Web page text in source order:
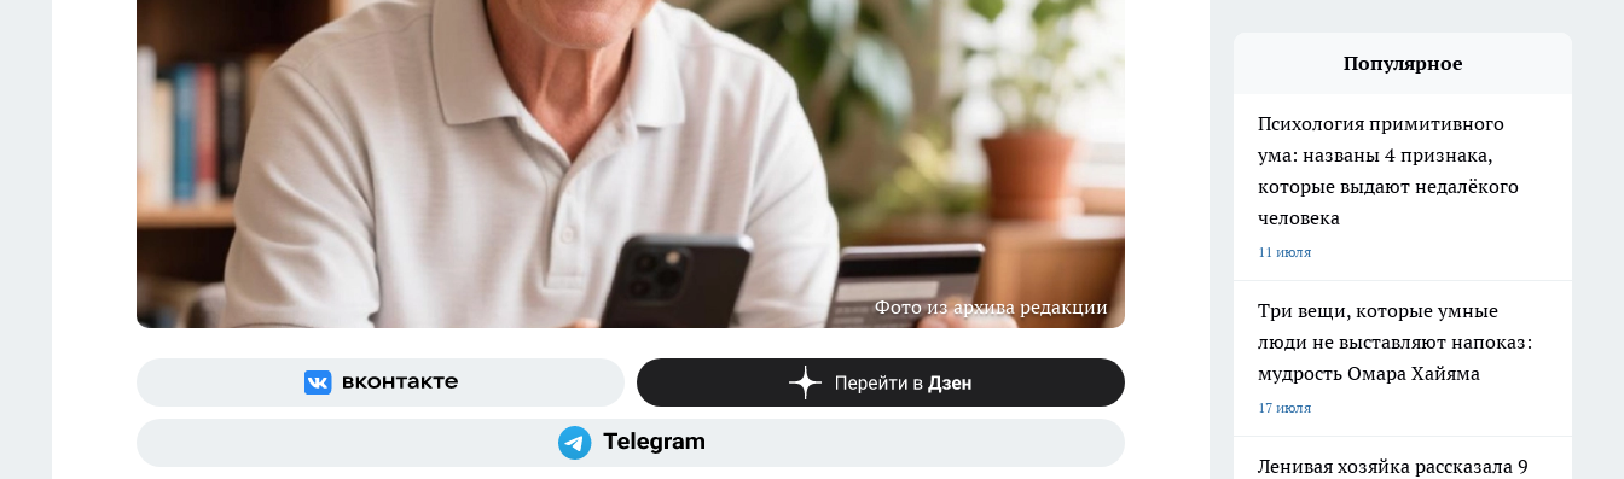
Фото из архива редакции
Популярное
Психология примитивного
ума: названы 4 признака,
которые выдают недалёкого
человека
11 июля
Три вещи, которые умные
люди не выставляют напоказ:
мудрость Омара Хайяма
17 июля
Ленивая хозяйка рассказала 9